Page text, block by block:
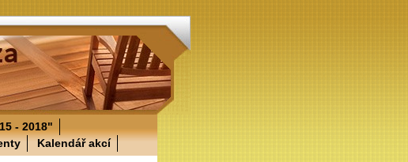
- 2018"
Kalendář akcí